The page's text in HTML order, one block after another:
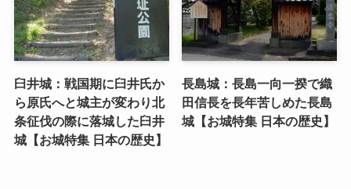
臼井城：戦国期に臼井氏か
ら原氏へと城主が変わり北
条征伐の際に落城した臼井
城【お城特集 日本の歴史】
長島城：長島一向一揆で織
田信長を長年苦しめた長島
城【お城特集 日本の歴史】